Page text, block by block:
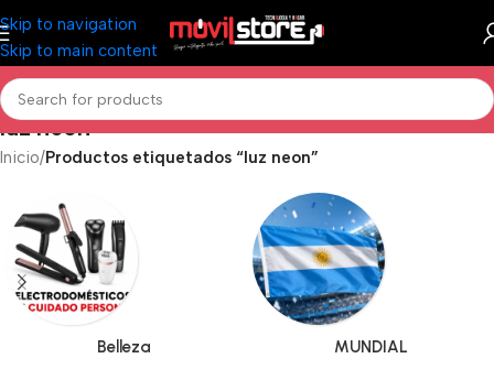
Skip to navigation
Skip to main content
luz neon
Inicio/Productos etiquetados “luz neon”
Belleza MUNDIAL